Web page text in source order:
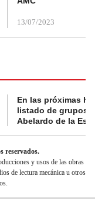
13/07/2023
En las próximas
listado de grupos
Abelardo de la
reservados.
y usos de las obras
de lectura mecánica u otros